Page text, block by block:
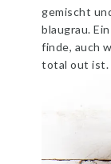
gemischt
blaugrau.
finde, auch
total out ist.